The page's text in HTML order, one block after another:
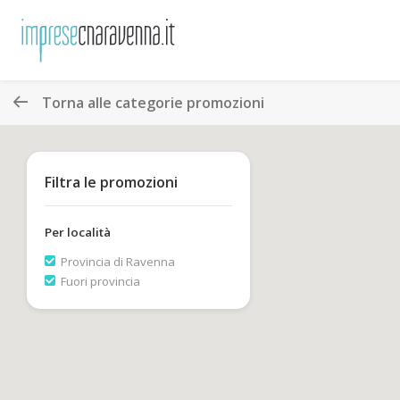
Torna alle categorie promozioni
Filtra le promozioni
Per località
Provincia di Ravenna
Fuori provincia